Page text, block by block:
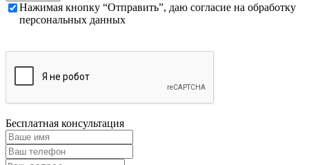
Нажимая кнопку “Отправить”, даю согласие на обработку
персональных данных
Бесплатная консультация